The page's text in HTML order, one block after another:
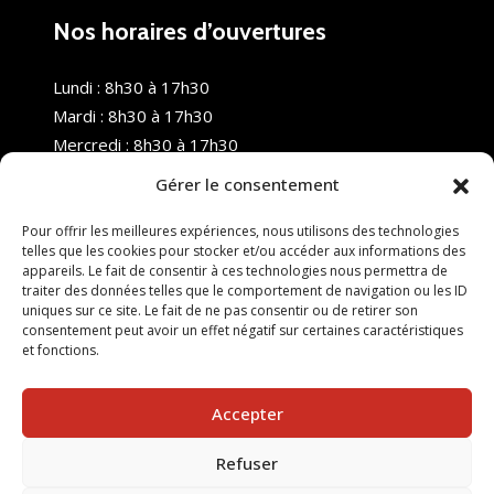
Gérer le consentement
Pour offrir les meilleures expériences, nous utilisons des technologies
telles que les cookies pour stocker et/ou accéder aux informations des
appareils. Le fait de consentir à ces technologies nous permettra de
traiter des données telles que le comportement de navigation ou les ID
uniques sur ce site. Le fait de ne pas consentir ou de retirer son
consentement peut avoir un effet négatif sur certaines caractéristiques
et fonctions.
Accepter
Refuser
Nos horaires d’ouvertures
Lundi : 8h30 à 17h30
Mardi : 8h30 à 17h30
Mercredi : 8h30 à 17h30
Samedi : Fermé
Dimanche : Fermé
© 2025 Nouvel R Formation - TOUS DROITS RÉSERVÉS -